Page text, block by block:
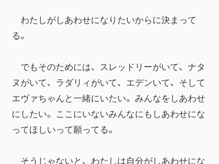
わたしがしあわせになりたいからに決まって
る。
でもそのためには、スレッドリーがいて、ナタ
ヌがいて、ラダリィがいて、エデンいて、そして
エヴァちゃんと一緒にいたい。みんなをしあわせ
にしたい。ここにいないみんなにもしあわせにな
ってほしいって願ってる。
そうじゃないと、わたしは自分がしあわせにな